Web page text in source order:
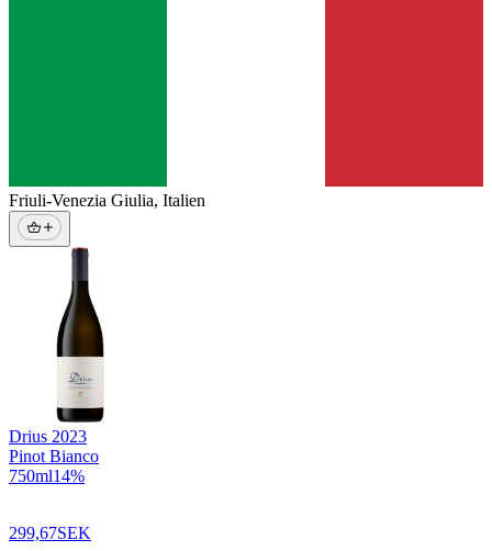
Friuli-Venezia Giulia, Italien
Drius 2023
Pinot Bianco
750ml14%
299,67SEK